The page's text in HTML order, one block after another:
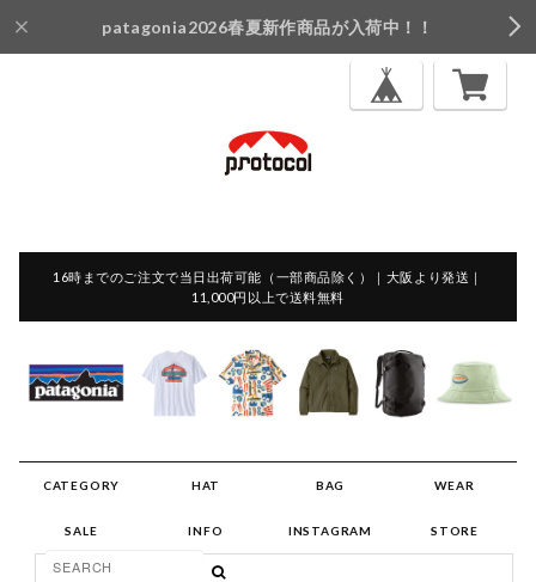
patagonia2026春夏新作商品が入荷中！！
16時までのご注文で当日出荷可能（一部商品除く）｜大阪より発送｜
11,000円以上で送料無料
CATEGORY HAT BAG WEAR
SALE INFO INSTAGRAM STORE